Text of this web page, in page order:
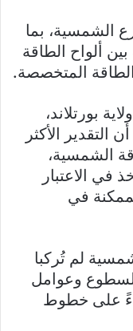
الشمسية، بما
ألواح الطاقة
المتخصصة.
بورتلاند،
الأكثر
الشمسية،
في الاعتبار
في
لم تُركبا
السطوع وعوامل
على خطوط